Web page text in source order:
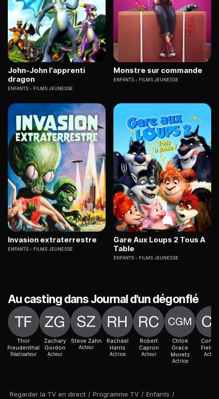
Regarder la TV en direct / Programme TV / Enfants /
John-John l'apprenti
dragon
ENFANTS FILMS JEUNESSE
Monstre sur commande
ENFANTS FILMS JEUNESSE
Invasion extraterrestre
ENFANTS FILMS JEUNESSE
Gare Aux Loups 2 Tous A
Table
ENFANTS FILMS JEUNESSE
Au casting dans Journal d'un dégonflé
Thor
Freudenthal
Réalisateur
Zachary
Gordon
Acteur
Steve Zahn
Acteur
Rachael
Harris
Actrice
Robert
Capron
Acteur
Chloë
Grace
Moretz
Actrice
Acteur